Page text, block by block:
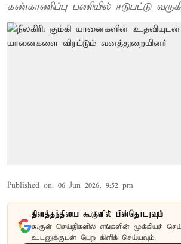
கண்காணிப்பு பணியில் ஈடுபட்டு
Published on: 06 Jun 2026, 9:52 pm
தினத்தந்தியை கூகுளில் பின்தொடரவும்
கூகுள் செய்திகளில் எங்களின் முக்கியச்
உடனுக்குடன் பெற கிளிக் செய்யவும்.